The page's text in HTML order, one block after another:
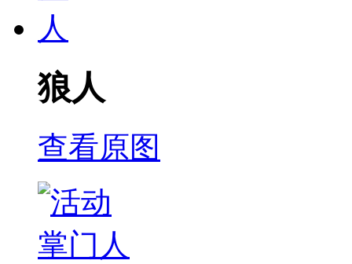
狼人
查看原图